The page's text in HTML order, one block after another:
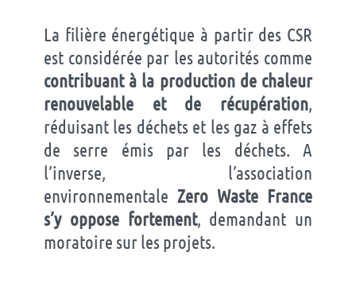
La filière énergétique à partir des CSR
est considérée par les autorités comme
contribuant à la production de chaleur
renouvelable et de récupération,
réduisant les déchets et les gaz à effets
de serre émis par les déchets. A
l’inverse, l’association
environnementale Zero Waste France
s’y oppose fortement, demandant un
moratoire sur les projets.